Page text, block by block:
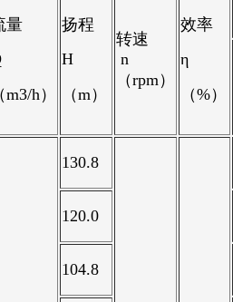
量
m3/h）
扬程
H
（m）
转速
n
（rpm）
效率
η
（%）
130.8
120.0
104.8